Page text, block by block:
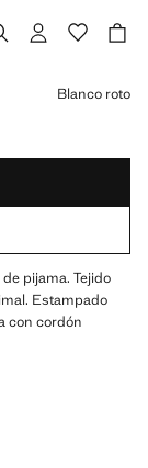
Blanco roto
pijama. Tejido
Estampado
con cordón